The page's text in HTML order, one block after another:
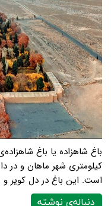
کیلومتری شهر ماهان و در
است. این باغ در دل کویر
دنباله‌ی نوشته